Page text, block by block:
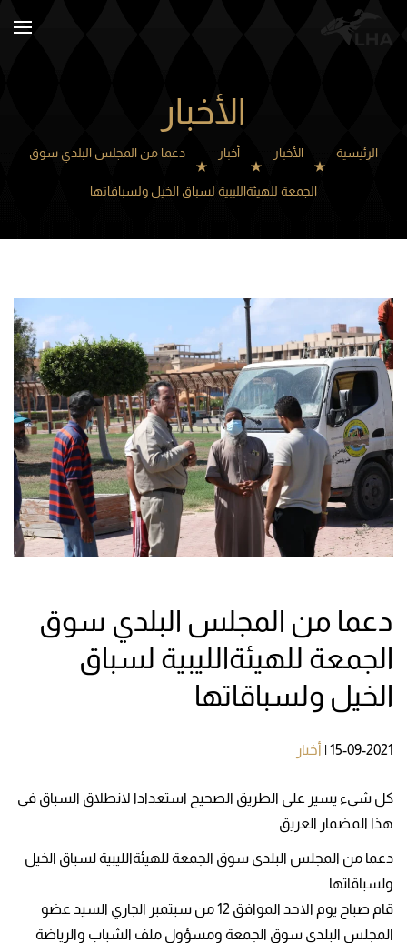
الأخبار
الرئيسية الأخبار أخبار دعما من المجلس البلدي سوق
الجمعة للهيئةالليبية لسباق الخيل ولسباقاتها
دعما من المجلس البلدي سوق
الجمعة للهيئةالليبية لسباق
الخيل ولسباقاتها
15-09-2021
| أخبار
كل شيء يسير على الطريق الصحيح استعدادا لانطلاق السباق في
هذا المضمار العريق
دعما من المجلس البلدي سوق الجمعة للهيئةالليبية لسباق الخيل
ولسباقاتها
قام صباح يوم الاحد الموافق 12 من سبتمبر الجاري السيد عضو
المجلس البلدي سوق الجمعة ومسؤول ملف الشباب والرياضة